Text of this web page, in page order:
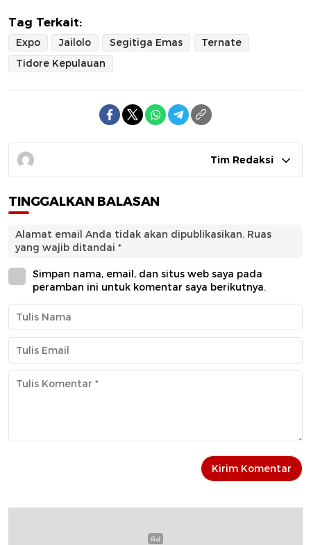
Tag Terkait:
Expo Jailolo Segitiga Emas
Ternate
Tidore Kepulauan
Tim Redaksi
TINGGALKAN BALASAN
Alamat email Anda tidak akan dipublikasikan. Ruas
yang wajib ditandai *
Simpan nama, email, dan situs web saya pada
peramban ini untuk komentar saya berikutnya.